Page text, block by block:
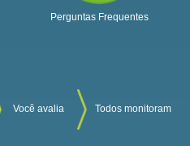
Perguntas Frequentes
Você avalia Todos monitoram